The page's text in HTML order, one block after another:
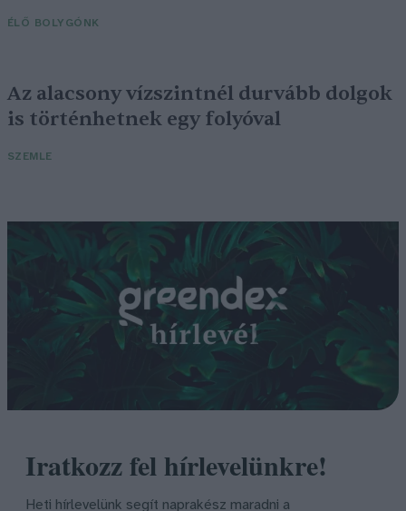
ÉLŐ BOLYGÓNK
Az alacsony vízszintnél durvább dolgok
is történhetnek egy folyóval
SZEMLE
Iratkozz fel hírlevelünkre!
Heti hírlevelünk segít naprakész maradni a